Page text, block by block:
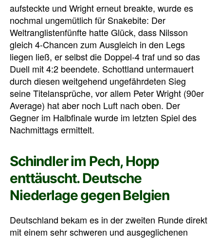
aufsteckte und Wright erneut breakte, wurde es
nochmal ungemütlich für Snakebite: Der
Weltranglistenfünfte hatte Glück, dass Nilsson
gleich 4-Chancen zum Ausgleich in den Legs
liegen ließ, er selbst die Doppel-4 traf und so das
Duell mit 4:2 beendete. Schottland untermauert
durch diesen weitgehend ungefährdeten Sieg
seine Titelansprüche, vor allem Peter Wright (90er
Average) hat aber noch Luft nach oben. Der
Gegner im Halbfinale wurde im letzten Spiel des
Nachmittags ermittelt.
Schindler im Pech, Hopp
enttäuscht. Deutsche
Niederlage gegen Belgien
Deutschland bekam es in der zweiten Runde direkt
mit einem sehr schweren und ausgeglichenen